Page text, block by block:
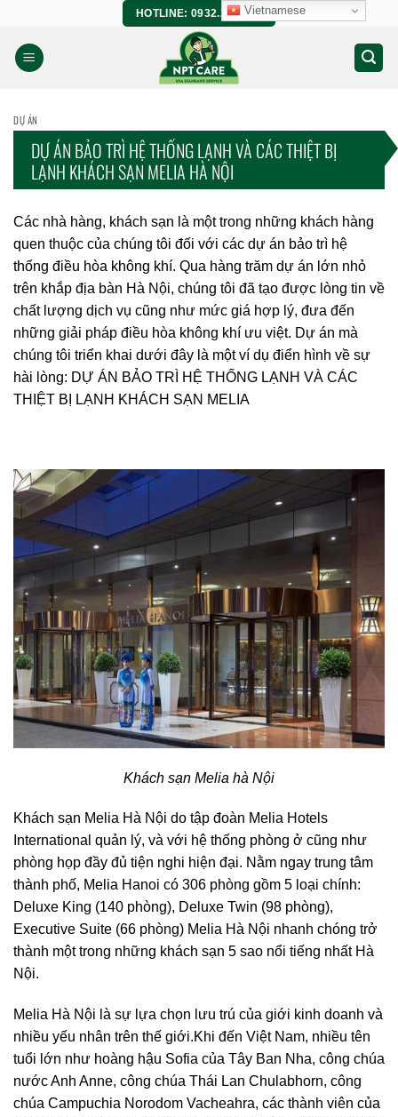
nội
dung
HOTLINE: 0932.266.458
DỰ ÁN
DỰ ÁN BẢO TRÌ HỆ THỐNG LẠNH VÀ CÁC THIỆT BỊ
LẠNH KHÁCH SẠN MELIA HÀ NỘI
Các nhà hàng, khách sạn là một trong những khách hàng
quen thuộc của chúng tôi đối với các dự án bảo trì hệ
thống điều hòa không khí. Qua hàng trăm dự án lớn nhỏ
trên khắp địa bàn Hà Nội, chúng tôi đã tạo được lòng tin về
chất lượng dịch vụ cũng như mức giá hợp lý, đưa đến
những giải pháp điều hòa không khí ưu việt. Dự án mà
chúng tôi triển khai dưới đây là một ví dụ điển hình về sự
hài lòng: DỰ ÁN BẢO TRÌ HỆ THỐNG LẠNH VÀ CÁC
THIỆT BỊ LẠNH KHÁCH SẠN MELIA
Khách sạn Melia hà Nội
Khách sạn Melia Hà Nội do tập đoàn Melia Hotels
International quản lý, và với hệ thống phòng ở cũng như
phòng họp đầy đủ tiện nghi hiện đại. Nằm ngay trung tâm
thành phố, Melia Hanoi có 306 phòng gồm 5 loại chính:
Deluxe King (140 phòng), Deluxe Twin (98 phòng),
Executive Suite (66 phòng) Melia Hà Nội nhanh chóng trở
thành một trong những khách sạn 5 sao nổi tiếng nhất Hà
Nội.
Melia Hà Nội là sự lựa chọn lưu trú của giới kinh doanh và
nhiều yếu nhân trên thế giới.Khi đến Việt Nam, nhiều tên
tuổi lớn như hoàng hậu Sofia của Tây Ban Nha, công chúa
nước Anh Anne, công chúa Thái Lan Chulabhorn, công
chúa Campuchia Norodom Vacheahra, các thành viên của
Vietnamese